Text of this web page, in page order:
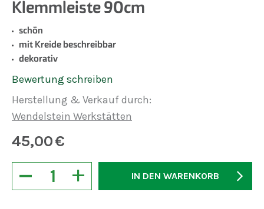
Klemmleiste 90cm
schön
mit Kreide beschreibbar
dekorativ
Bewertung schreiben
Herstellung & Verkauf durch:
Wendelstein Werkstätten
45,00€
+
− IN DEN WARENKORB